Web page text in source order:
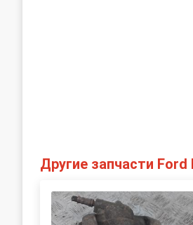
Другие запчасти